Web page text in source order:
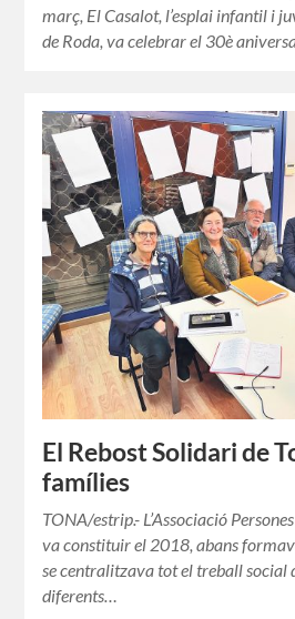
març, El Casalot, l’esplai infantil i
de Roda, va celebrar el 30è
El Rebost Solidari de
famílies
TONA/estrip.- L’Associació
va constituir el 2018, abans
se centralitzava tot el treball social
diferents…